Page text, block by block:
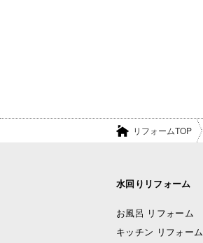
リフォームTOP
水回りリフォーム
お風呂 リフォーム
キッチン リフォーム